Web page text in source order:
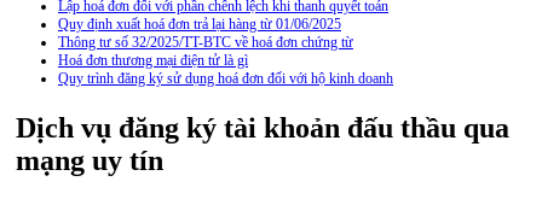
Lập hoá đơn đối với phần chênh lệch khi thanh quyết toán
Quy định xuất hoá đơn trả lại hàng từ 01/06/2025
Thông tư số 32/2025/TT-BTC về hoá đơn chứng từ
Hoá đơn thương mại điện tử là gì
Quy trình đăng ký sử dụng hoá đơn đối với hộ kinh doanh
Dịch vụ đăng ký tài khoản đấu thầu qua
mạng uy tín